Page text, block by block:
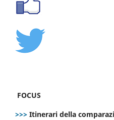
FOCUS
>>> Itinerari della